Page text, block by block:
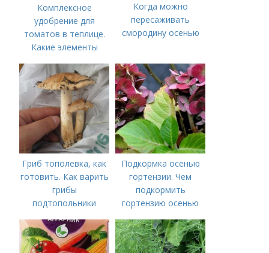
Комплексное
удобрение для
томатов в теплице.
Какие элементы
особенности их
внесения
Когда можно
пересаживать
смородину осенью
Гриб тополевка, как
готовить. Как варить
грибы
подтопольники
Подкормка осенью
гортензии. Чем
подкормить
гортензию осенью